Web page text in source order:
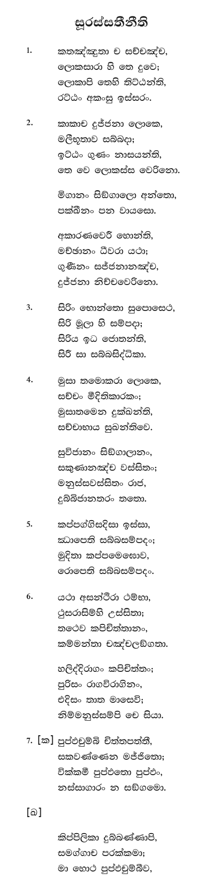
සූරස්සතීනීති
1. කතඤ්ඤුතා ච සච්චඤ්ච,
ලොකසාරා හි තෙ දුවෙ;
ලොකාපි තෙහි තිට්ඨන්ති,
රට්ඨං අකංසු ඉස්සරං.
2. කාකාච දුජ්ජනා ලොකෙ,
මලීභූතාව සබ්බදා;
ඉට්ඨං ගුණං නාසයන්ති,
තෙ වෙ ලොකස්ස වෙරිනො.
මිගානං සිඞ්ගාලො අන්තො,
පක්ඛීනං පන වායසො.
අකාරණවෙරී හොන්ති,
මච්ඡානං ධීවරා යථා;
ගුණීනං සජ්ජනානඤ්ච,
දුජ්ජනා නිච්චවෙරිනො.
3. සිරිං භොන්තො සුපොසෙථ,
සිරි මූලා හි සම්පදා;
සිරිය ඉධ ජොතන්ති,
සිරී සා සබ්බසිද්ධිකා.
4. මුසා තමොකරා ලොකෙ,
සච්චං මීදිතිකාරකං;
මුසාතමෙන දුක්ඛන්ති,
සච්චාභාය සුඛන්තිවෙ.
සුවිජානං සිඞ්ගාලානං,
සකුණානඤ්ච වස්සිතං;
මනුස්සවස්සිතං රාජ,
දුබ්බිජානතරං තතො.
5. කප්පග්ගිසදිසා ඉස්සා,
ඣාපෙති සබ්බසම්පදං;
මුදිතා කප්පමෙඝොව,
රොපෙති සබ්බසම්පදං.
6. යථා අසන්ථිරා ථම්භා,
ථුසරාසිම්හි උස්සිතා;
තථෙව කපිචිත්තානං,
කම්මන්තා චඤ්චලඞ්ගතා.
හලිද්දිරාගං කපිචිත්තං;
පුරිසං රාගවිරාගිනං,
එදිසං තාත මාසෙවි;
නිම්මනුස්සම්පි චෙ සියා.
7. [ක] පුප්ඵචුම්බි චිත්තපත්තී,
සකවණ්ණෙන මජ්ජිතො;
වික්කමී පුප්ඵතො පුප්ඵං,
නස්සාගාරං න සඞ්ගමො.
[ඛ]
කිප්පිලිකා දුබ්බණ්ණාපි,
සමග්ගාච පරක්කමා;
මා හොථ පුප්ඵචුම්බීව,